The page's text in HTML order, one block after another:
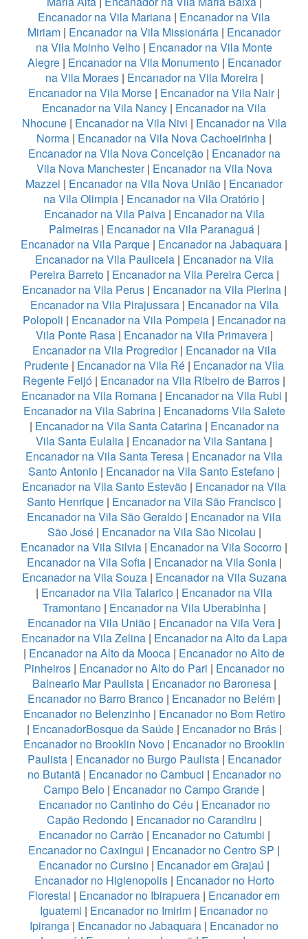
Encanador na Vila Mariana | Encanador na Vila
Miriam | Encanador na Vila Missionária | Encanador
na Vila Moinho Velho | Encanador na Vila Monte
Alegre| Encanador na Vila Monumento| Encanador
na Vila Moraes| Encanador na Vila Moreira|
Encanador na Vila Morse | Encanador na Vila Nair|
Encanador na Vila Nancy | Encanador na Vila
Nhocune| Encanador na Vila Nivi | Encanador na Vila
Norma | Encanador na Vila Nova Cachoeirinha |
Encanador na Vila Nova Conceição| Encanador na
Vila Nova Manchester| Encanador na Vila Nova
Mazzei | Encanador na Vila Nova União | Encanador
na Vila Olimpia | Encanador na Vila Oratório |
Encanador na Vila Paiva| Encanador na Vila
Palmeiras| Encanador na Vila Paranaguá|
Encanador na Vila Parque | Encanador na Jabaquara |
Encanador na Vila Pauliceia| Encanador na Vila
Pereira Barreto| Encanador na Vila Pereira Cerca|
Encanador na Vila Perus| Encanador na Vila Pierina|
Encanador na Vila Pirajussara| Encanador na Vila
Polopoli | Encanador na Vila Pompeia| Encanador na
Vila Ponte Rasa| Encanador na Vila Primavera|
Encanador na Vila Progredior| Encanador na Vila
Prudente | Encanador na Vila Ré | Encanador na Vila
Regente Feijó | Encanador na Vila Ribeiro de Barros |
Encanador na Vila Romana| Encanador na Vila Rubi |
Encanador na Vila Sabrina| Encanadorns Vila Salete
| Encanador na Vila Santa Catarina| Encanador na
Vila Santa Eulalia | Encanador na Vila Santana |
Encanador na Vila Santa Teresa | Encanador na Vila
Santo Antonio | Encanador na Vila Santo Estefano |
Encanador na Vila Santo Estevão | Encanador na Vila
Santo Henrique | Encanador na Vila São Francisco |
Encanador na Vila São Geraldo | Encanador na Vila
São José| Encanador na Vila São Nicolau |
Encanador na Vila Silvia | Encanador na Vila Socorro |
Encanador na Vila Sofia| Encanador na Vila Sonia|
Encanador na Vila Souza| Encanador na Vila Suzana
| Encanador na Vila Talarico | Encanador na Vila
Tramontano| Encanador na Vila Uberabinha|
Encanador na Vila União | Encanador na Vila Vera |
Encanador na Vila Zelina| Encanador na Alto da Lapa
| Encanador na Alto da Mooca | Encanador no Alto de
Pinheiros| Encanador no Alto do Pari | Encanador no
Balneario Mar Paulista| Encanador no Baronesa|
Encanador no Barro Branco | Encanador no Belém |
Encanador no Belenzinho| Encanador no Bom Retiro
| EncanadorBosque da Saúde| Encanador no Brás|
Encanador no Brooklin Novo | Encanador no Brooklin
Paulista| Encanador no Burgo Paulista| Encanador
no Butantã| Encanador no Cambuci | Encanador no
Campo Belo | Encanador no Campo Grande |
Encanador no Cantinho do Céu | Encanador no
Capão Redondo| Encanador no Carandiru |
Encanador no Carrão| Encanador no Catumbi |
Encanador no Caxingui | Encanador no Centro SP |
Encanador no Cursino | Encanador em Grajaú |
Encanador no Higienopolis| Encanador no Horto
Florestal | Encanador no Ibirapuera | Encanador em
Iguatemi | Encanador no Imirim | Encanador no
Ipiranga | Encanador no Jabaquara | Encanador no